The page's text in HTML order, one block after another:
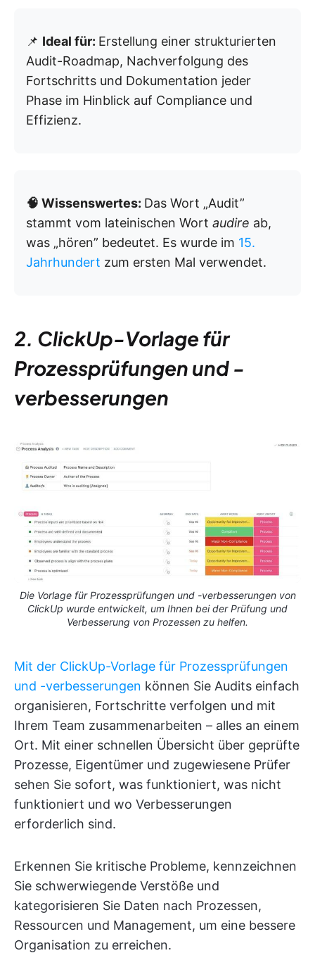
📌 Ideal für: Erstellung einer strukturierten
Audit-Roadmap, Nachverfolgung des
Fortschritts und Dokumentation jeder
Phase im Hinblick auf Compliance und
Effizienz.
🧠 Wissenswertes: Das Wort „Audit”
stammt vom lateinischen Wort audire ab,
was „hören” bedeutet. Es wurde im 15.
Jahrhundert zum ersten Mal verwendet.
2. ClickUp-Vorlage für
Prozessprüfungen und -
verbesserungen
Die Vorlage für Prozessprüfungen und -verbesserungen von
ClickUp wurde entwickelt, um Ihnen bei der Prüfung und
Verbesserung von Prozessen zu helfen.
Mit der ClickUp-Vorlage für Prozessprüfungen
und -verbesserungen können Sie Audits einfach
organisieren, Fortschritte verfolgen und mit
Ihrem Team zusammenarbeiten – alles an einem
Ort. Mit einer schnellen Übersicht über geprüfte
Prozesse, Eigentümer und zugewiesene Prüfer
sehen Sie sofort, was funktioniert, was nicht
funktioniert und wo Verbesserungen
erforderlich sind.
Erkennen Sie kritische Probleme, kennzeichnen
Sie schwerwiegende Verstöße und
kategorisieren Sie Daten nach Prozessen,
Ressourcen und Management, um eine bessere
Organisation zu erreichen.